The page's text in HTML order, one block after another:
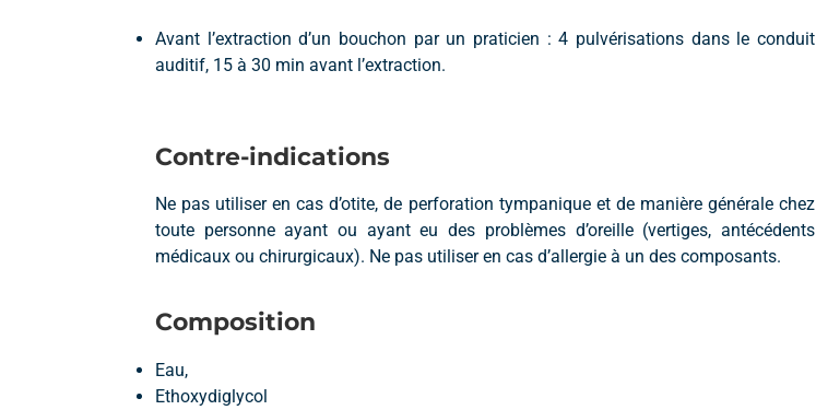
Avant l’extraction d’un bouchon par un praticien : 4 pulvérisations dans le conduit
auditif, 15 à 30 min avant l’extraction.
Contre-indications
Ne pas utiliser en cas d’otite, de perforation tympanique et de manière générale chez
toute personne ayant ou ayant eu des problèmes d’oreille (vertiges, antécédents
médicaux ou chirurgicaux). Ne pas utiliser en cas d’allergie à un des composants.
Composition
Eau,
Ethoxydiglycol